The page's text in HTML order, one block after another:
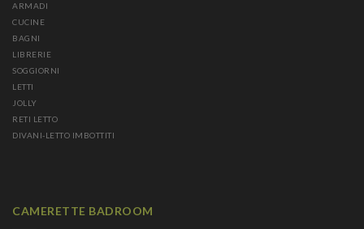
ARMADI
CUCINE
BAGNI
LIBRERIE
SOGGIORNI
LETTI
JOLLY
RETI LETTO
DIVANI-LETTO IMBOTTITI
CAMERETTE BADROOM